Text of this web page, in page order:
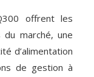
offrent les
marché, une
d’alimentation
de gestion à